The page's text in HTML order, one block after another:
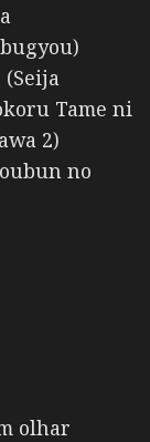
(Seija
Tame ni
2)
no
olhar